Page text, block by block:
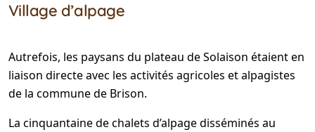
Village d’alpage
Autrefois, les paysans du plateau de Solaison étaient en
liaison directe avec les activités agricoles et alpagistes
de la commune de Brison.
La cinquantaine de chalets d’alpage disséminés au